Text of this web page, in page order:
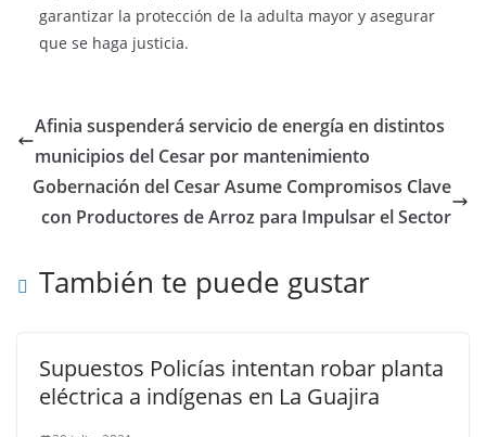
garantizar la protección de la adulta mayor y asegurar
que se haga justicia.
Afinia suspenderá servicio de energía en distintos
municipios del Cesar por mantenimiento
Gobernación del Cesar Asume Compromisos Clave
con Productores de Arroz para Impulsar el Sector
También te puede gustar
Supuestos Policías intentan robar planta
eléctrica a indígenas en La Guajira